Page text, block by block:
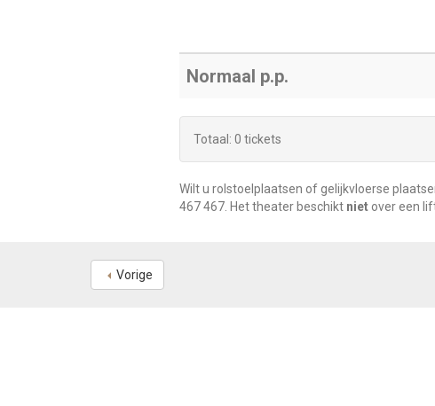
Normaal p.p.
Totaal: 0 tickets
Wilt u rolstoelplaatsen of gelijkvloerse
467 467. Het theater beschikt niet over een
Vorige